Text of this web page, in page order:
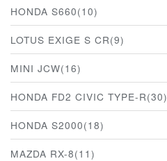
HONDA S660(10)
LOTUS EXIGE S CR(9)
MINI JCW(16)
HONDA FD2 CIVIC TYPE-R(30)
HONDA S2000(18)
MAZDA RX-8(11)